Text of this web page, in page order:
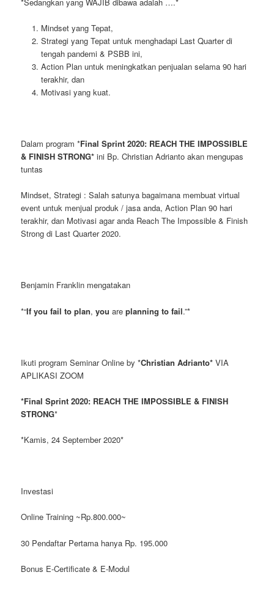
Mindset yang Tepat,
Strategi yang Tepat untuk menghadapi Last Quarter di
tengah pandemi & PSBB ini,
Action Plan untuk meningkatkan penjualan selama 90 hari
terakhir, dan
Motivasi yang kuat.
Dalam program *Final Sprint 2020: REACH THE IMPOSSIBLE
& FINISH STRONG* ini Bp. Christian Adrianto akan mengupas
tuntas
Mindset, Strategi : Salah satunya bagaimana membuat virtual
event untuk menjual produk / jasa anda, Action Plan 90 hari
terakhir, dan Motivasi agar anda Reach The Impossible & Finish
Strong di Last Quarter 2020.
Benjamin Franklin mengatakan
*“If you fail to plan,you areplanning to fail.”*
Ikuti program Seminar Online by *Christian Adrianto* VIA
APLIKASI ZOOM
*Final Sprint 2020: REACH THE IMPOSSIBLE & FINISH
STRONG*
*Kamis, 24 September 2020*
Investasi
Online Training ~Rp.800.000~
30 Pendaftar Pertama hanya Rp. 195.000
Bonus E-Certificate & E-Modul